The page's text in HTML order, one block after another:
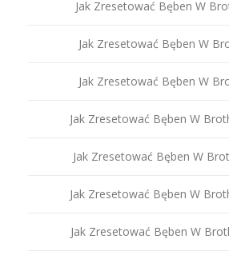
Jak Zresetować Bęben W
Jak Zresetować Bęben W
Jak Zresetować Bęben W
Jak Zresetować Bęben W
Jak Zresetować Bęben W
Jak Zresetować Bęben W
Jak Zresetować Bęben W